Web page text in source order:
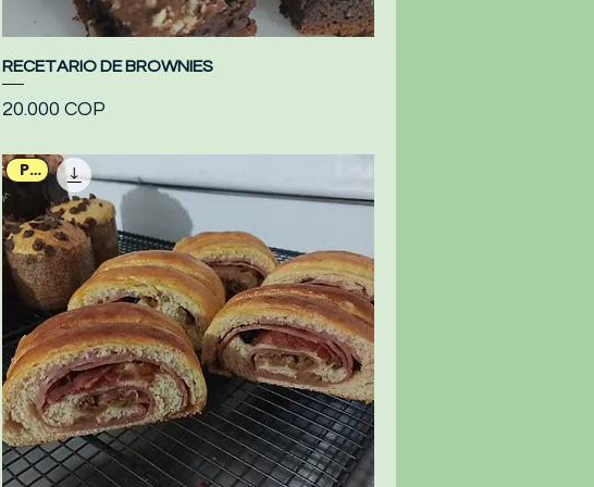
Vista rápida
RECETARIO DE BROWNIES
Precio
20.000 COP
PDF